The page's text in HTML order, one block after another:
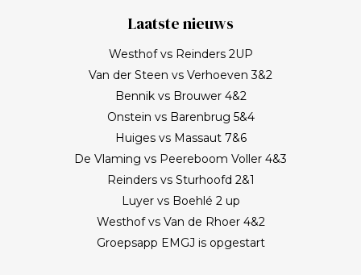
Laatste nieuws
Westhof vs Reinders 2UP
Van der Steen vs Verhoeven 3&2
Bennik vs Brouwer 4&2
Onstein vs Barenbrug 5&4
Huiges vs Massaut 7&6
De Vlaming vs Peereboom Voller 4&3
Reinders vs Sturhoofd 2&1
Luyer vs Boehlé 2 up
Westhof vs Van de Rhoer 4&2
Groepsapp EMGJ is opgestart